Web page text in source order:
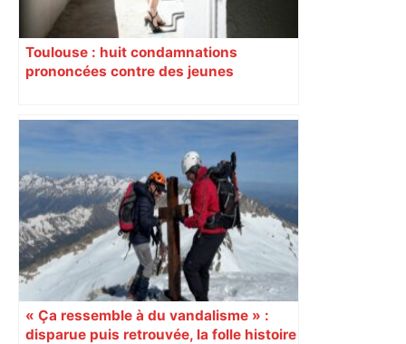
Toulouse : huit condamnations
prononcées contre des jeunes
« Ça ressemble à du vandalisme » :
disparue puis retrouvée, la folle histoire